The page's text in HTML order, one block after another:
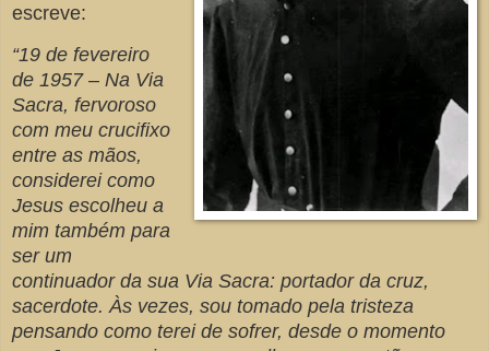
escreve:
“19 de fevereiro
de 1957 – Na Via
Sacra, fervoroso
com meu crucifixo
entre as mãos,
considerei como
Jesus escolheu a
mim também para
ser um
continuador da sua Via Sacra: portador da cruz,
sacerdote. Às vezes, sou tomado pela tristeza
pensando como terei de sofrer, desde o momento